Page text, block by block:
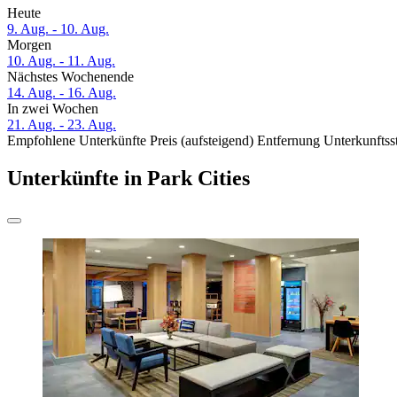
Heute
9. Aug. - 10. Aug.
Morgen
10. Aug. - 11. Aug.
Nächstes Wochenende
14. Aug. - 16. Aug.
In zwei Wochen
21. Aug. - 23. Aug.
Empfohlene Unterkünfte Preis (aufsteigend) Entfernung
Unterkünfte in Park Cities